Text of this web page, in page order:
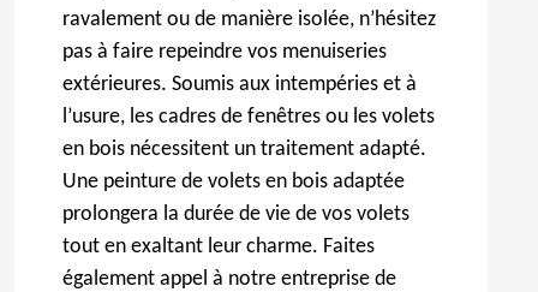
ravalement ou de manière isolée, n’hésitez
pas à faire repeindre vos menuiseries
extérieures. Soumis aux intempéries et à
l’usure, les cadres de fenêtres ou les volets
en bois nécessitent un traitement adapté.
Une peinture de volets en bois adaptée
prolongera la durée de vie de vos volets
tout en exaltant leur charme. Faites
également appel à notre entreprise de